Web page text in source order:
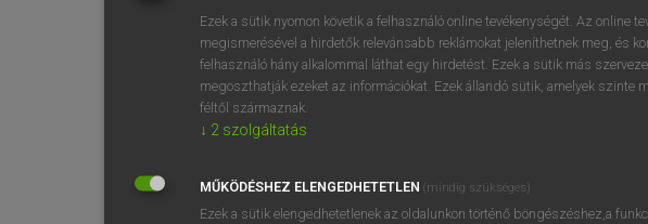
BELÉPÉS
próbaverziójának
regisztrálok és
Ezek a sütik nyomon követik a felhasználó online tevékenységét. Az online
megismerésével a hirdetők relevánsabb reklámokat jeleníthetnek meg, és
felhasználó hány alkalommal láthat egy hirdetést. Ezek a sütik más
megoszthatják ezeket az információkat. Ezek állandó sütik, amelyek szinte
féltől származnak.
↓ 2 szolgáltatás
MŰKÖDÉSHEZ ELENGEDHETETLEN (mindig szükséges)
Ezek a sütik elengedhetetlenek az oldalunkon történő böngészéshez,a